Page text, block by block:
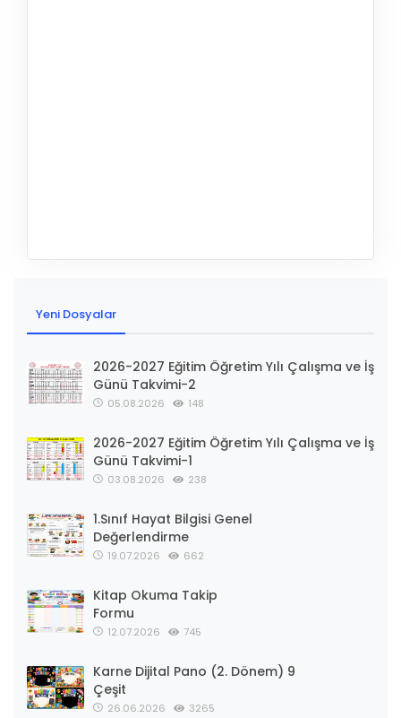
Yeni Dosyalar
2026-2027 Eğitim Öğretim Yılı Çalışma ve İş
Günü Takvimi-2
05.08.2026 148
2026-2027 Eğitim Öğretim Yılı Çalışma ve İş
Günü Takvimi-1
03.08.2026 238
1.Sınıf Hayat Bilgisi Genel
Değerlendirme
19.07.2026 662
Kitap Okuma Takip
Formu
12.07.2026 745
Karne Dijital Pano (2. Dönem) 9
Çeşit
26.06.2026 3265